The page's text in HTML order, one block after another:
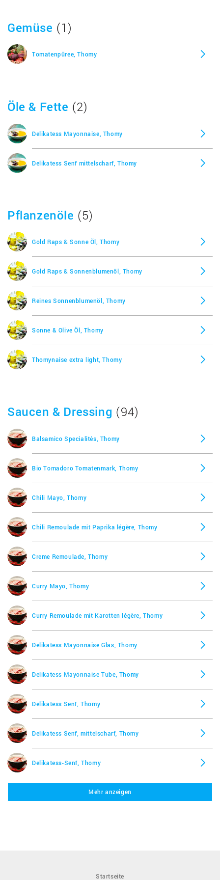
Gemüse (1)
Tomatenpüree, Thomy
Öle & Fette (2)
Delikatess Mayonnaise, Thomy
Delikatess Senf mittelscharf, Thomy
Pflanzenöle (5)
Gold Raps & Sonne Öl, Thomy
Gold Raps & Sonnenblumenöl, Thomy
Reines Sonnenblumenöl, Thomy
Sonne & Olive Öl, Thomy
Thomynaise extra light, Thomy
Saucen & Dressing (94)
Balsamico Specialitės, Thomy
Bio Tomadoro Tomatenmark, Thomy
Chili Mayo, Thomy
Chili Remoulade mit Paprika légère, Thomy
Creme Remoulade, Thomy
Curry Mayo, Thomy
Curry Remoulade mit Karotten légère, Thomy
Delikatess Mayonnaise Glas, Thomy
Delikatess Mayonnaise Tube, Thomy
Delikatess Senf, Thomy
Delikatess Senf, mittelscharf, Thomy
Delikatess-Senf, Thomy
Mehr anzeigen
Startseite